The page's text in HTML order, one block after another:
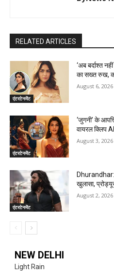
RELATED ARTICLES
एंटरटेनमेंट
‘अब बर्दाश्त
का सख्त रुख,
August 6, 2026
एंटरटेनमेंट
‘जुगनी’ के
वायरल क्लिप
August 3, 2026
एंटरटेनमेंट
Dhurandhar:
खुलासा,
August 2, 2026
NEW DELHI
Light Rain